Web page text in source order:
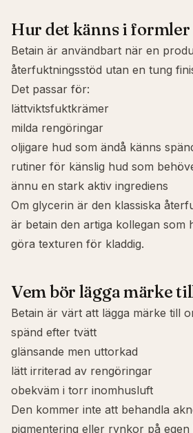
Hur det känns i formler
Betain är användbart när en
återfuktningsstöd utan en tung
Det passar för:
lättviktsfuktkrämer
milda rengöringar
oljigare hud som ändå känns
rutiner för känslig hud som
ännu en stark aktiv ingrediens
Om glycerin är den klassiska
är betain den artiga kollegan som
göra texturen för kladdig.
Vem bör lägga märke
Betain är värt att lägga märke till
spänd efter tvätt
glänsande men uttorkad
lätt irriterad av rengöringar
obekväm i torr inomhusluft
Den kommer inte att behandla
pigmentering eller rynkor på